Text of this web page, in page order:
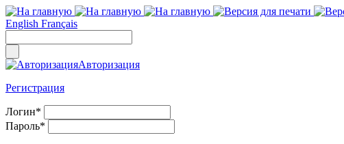
English Français
Авторизация
Регистрация
Логин*
Пароль*